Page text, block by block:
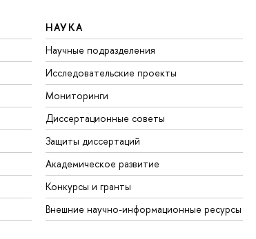
НАУКА
Научные подразделения
Исследовательские проекты
Мониторинги
Диссертационные советы
Защиты диссертаций
Академическое развитие
Конкурсы и гранты
Внешние научно-информационные ресурсы